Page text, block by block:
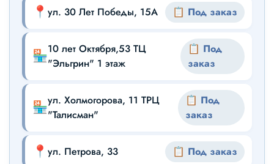
📍 ул. 30 Лет Победы, 15А 📋 Под заказ
🏪10 лет Октября,53 ТЦ
"Эльгрин" 1 этаж
📋 Под
заказ
🏪ул. Холмогорова, 11 ТРЦ
"Талисман"
📋 Под
заказ
📍 ул. Петрова, 33 📋 Под заказ